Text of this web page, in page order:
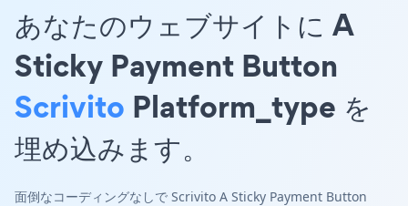
あなたのウェブサイトに A
Sticky Payment Button
Scrivito Platform_type を
埋め込みます。
面倒なコーディングなしで Scrivito A Sticky Payment Button